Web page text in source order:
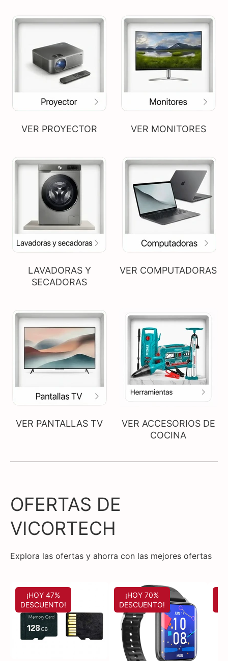
VER PROYECTOR VER MONITORES
LAVADORAS Y
SECADORAS
VER COMPUTADORAS
VER PANTALLAS TV
VER ACCESORIOS DE
COCINA
OFERTAS DE
VICORTECH
Explora las ofertas y ahorra con las mejores ofertas
¡HOY 47%
DESCUENTO!
¡HOY 70%
DESCUENTO!